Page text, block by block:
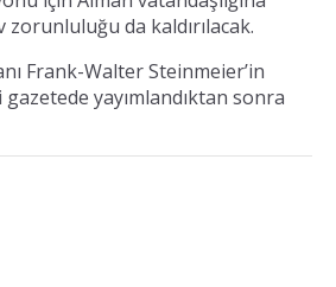
zorunluluğu da kaldırılacak.
Frank-Walter Steinmeier’in
gazetede yayımlandıktan sonra